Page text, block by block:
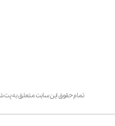
تمام حقوق این سایت متعلق به پت